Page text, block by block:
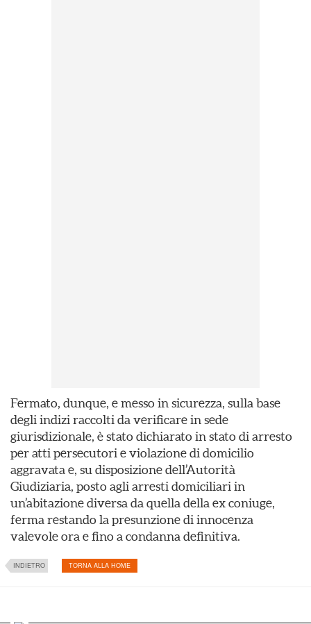
Fermato, dunque, e messo in sicurezza, sulla base
degli indizi raccolti da verificare in sede
giurisdizionale, è stato dichiarato in stato di arresto
per atti persecutori e violazione di domicilio
aggravata e, su disposizione dell’Autorità
Giudiziaria, posto agli arresti domiciliari in
un’abitazione diversa da quella della ex coniuge,
ferma restando la presunzione di innocenza
valevole ora e fino a condanna definitiva.
INDIETRO TORNA ALLA HOME